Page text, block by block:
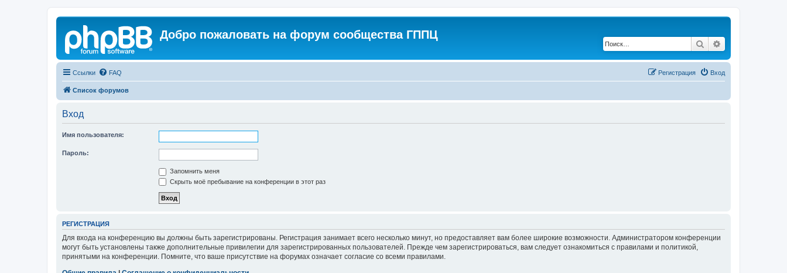
Добро пожаловать на форум сообщества ГППЦ
Поиск
Ссылки FAQ Вход
Регистрация
Список форумов
Вход
Имя пользователя:
Пароль:
Запомнить меня
Скрыть моё пребывание на конференции в этот раз
РЕГИСТРАЦИЯ
Для входа на конференцию вы должны быть зарегистрированы. Регистрация занимает всего несколько минут, но предоставляет вам более широкие возможности. Администратором конференции
могут быть установлены также дополнительные привилегии для зарегистрированных пользователей. Прежде чем зарегистрироваться, вам следует ознакомиться с правилами и политикой,
принятыми на конференции. Помните, что ваше присутствие на форумах означает согласие со всеми правилами.